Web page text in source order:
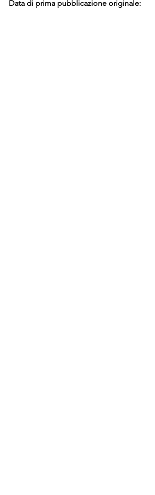
Data di prima pubblicazione originale: